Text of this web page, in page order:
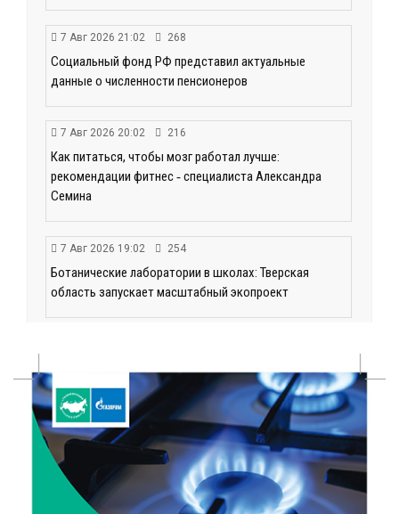
7 Авг 2026 21:02 268
Социальный фонд РФ представил актуальные
данные о численности пенсионеров
7 Авг 2026 20:02 216
Как питаться, чтобы мозг работал лучше:
рекомендации фитнес ‑ специалиста Александра
Семина
7 Авг 2026 19:02 254
Ботанические лаборатории в школах: Тверская
область запускает масштабный экопроект
В Ржеве чествовали работников строительной
отрасли
7 Авг 2026 18:10 144
Зарядка со стражем порядка объединила детей в
«Чайке»